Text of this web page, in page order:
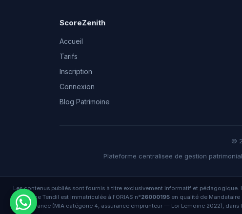
ScoreZenith
Accueil
Tarifs
Inscription
Connexion
Blog Patrimoine
©
Plateforme centralisee de gestion
Les contenus publiés sont fournis à titre exclusivement informatif et
Lysiane Tendil est immatriculée à l'ORIAS n°26000195en qualité de Mandataire
Assurance (MIA catégorie 4, assurance emprunteur — Loi Lemoine 2022),